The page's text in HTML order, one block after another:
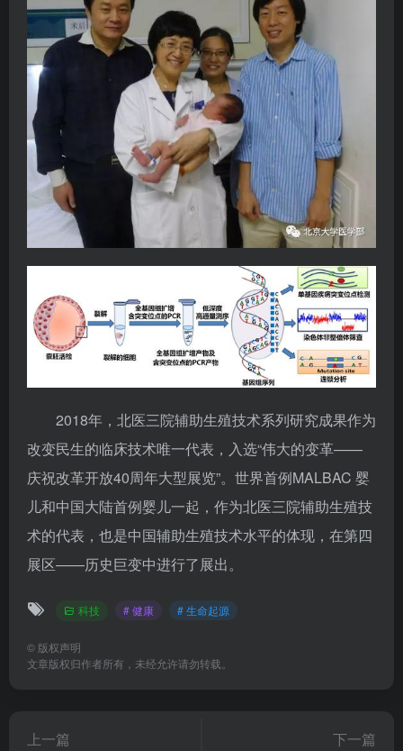
2018年，北医三院辅助生殖技术系列研究成果作为
改变民生的临床技术唯一代表，入选“伟大的变革——
庆祝改革开放40周年大型展览”。世界首例MALBAC 婴
儿和中国大陆首例婴儿一起，作为北医三院辅助生殖技
术的代表，也是中国辅助生殖技术水平的体现，在第四
展区——历史巨变中进行了展出。
科技 # 健康 # 生命起源
© 版权声明
文章版权归作者所有，未经允许请勿转载。
上一篇 下一篇